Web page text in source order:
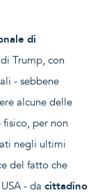
di
Trump, con
- sebbene
alcune delle
per non
negli ultimi
del fatto che
- da cittadino